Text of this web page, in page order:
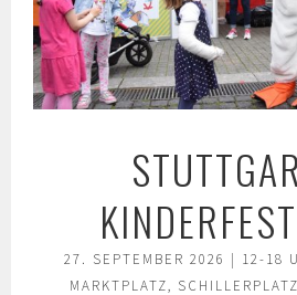
27. SEPTEMBER 2026 | 12-18
MARKTPLATZ,